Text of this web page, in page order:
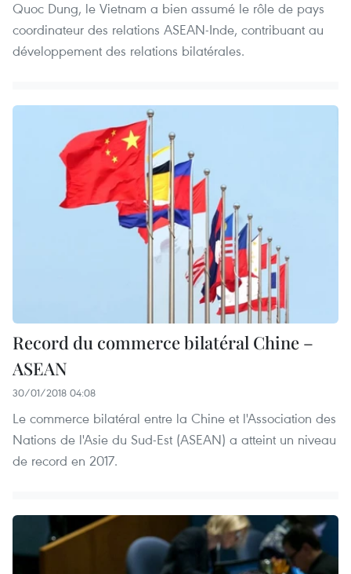
Quoc Dung, le Vietnam a bien assumé le rôle de pays
coordinateur des relations ASEAN-Inde, contribuant au
développement des relations bilatérales.
Record du commerce bilatéral Chine –
ASEAN
30/01/2018 04:08
Le commerce bilatéral entre la Chine et l'Association des
Nations de l'Asie du Sud-Est (ASEAN) a atteint un niveau
de record en 2017.